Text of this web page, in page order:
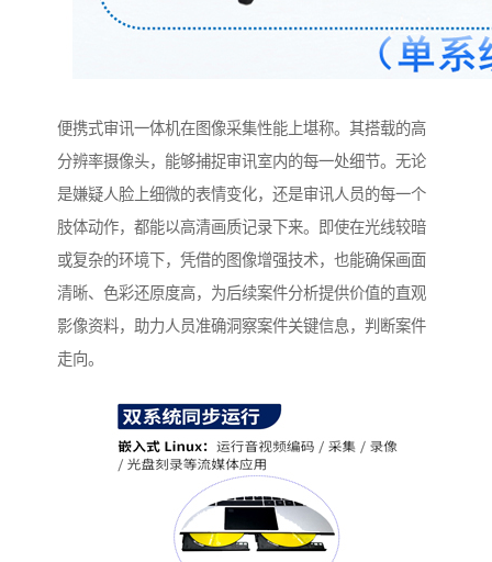
便携式审讯一体机在图像采集性能上堪称。其搭载的高
分辨率摄像头，能够捕捉审讯室内的每一处细节。无论
是嫌疑人脸上细微的表情变化，还是审讯人员的每一个
肢体动作，都能以高清画质记录下来。即使在光线较暗
或复杂的环境下，凭借的图像增强技术，也能确保画面
清晰、色彩还原度高，为后续案件分析提供价值的直观
影像资料，助力人员准确洞察案件关键信息，判断案件
走向。​